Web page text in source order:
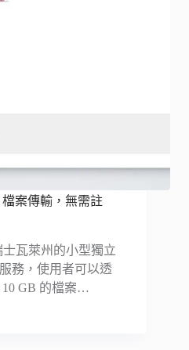
檔案傳輸，無需註
士瓦萊州的小型獨立
務，使用者可以透
GB 的檔案…